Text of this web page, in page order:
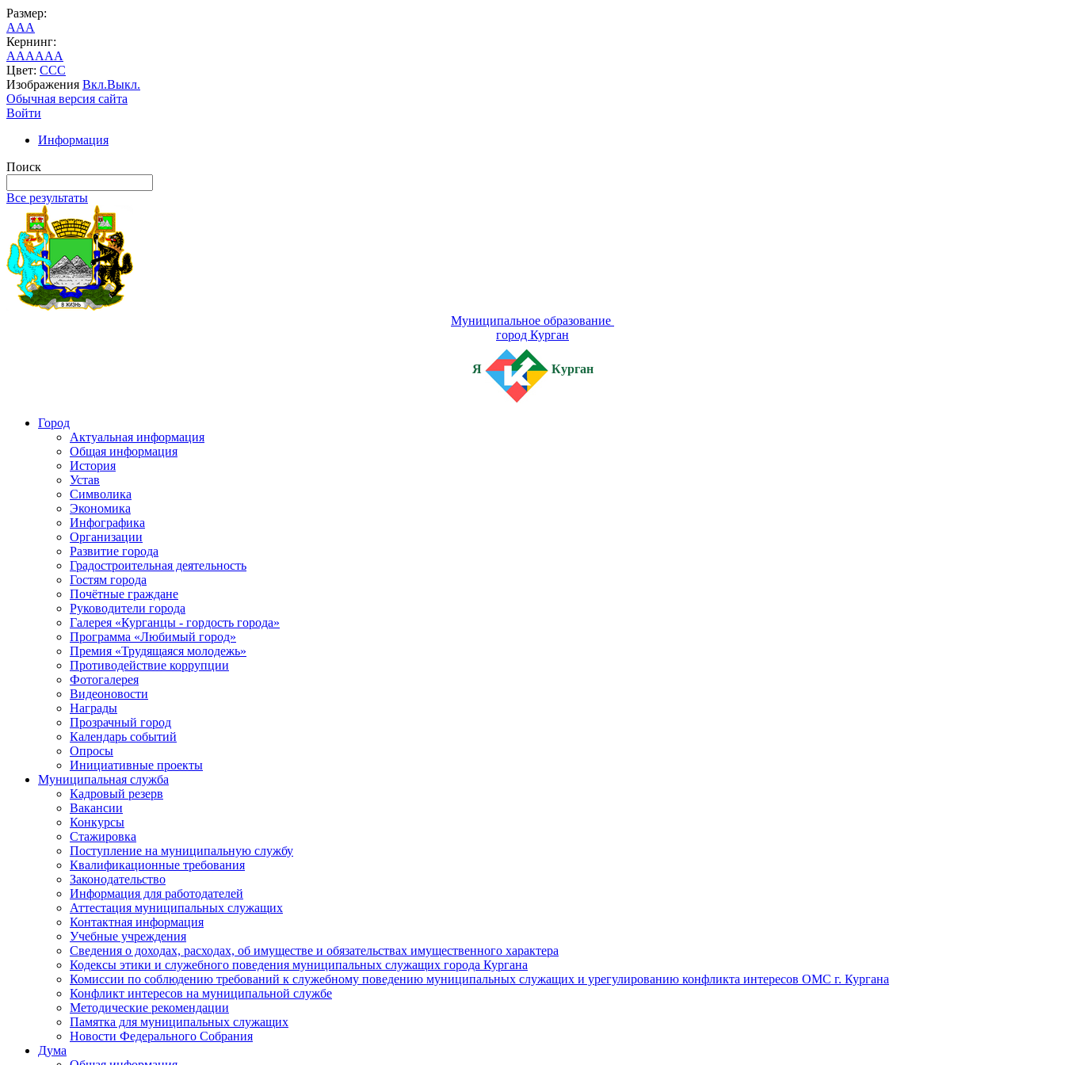
Размер:
AAA
Кернинг:
AAAAAA
Цвет: CCC
Изображения Вкл.Выкл.
Обычная версия сайта
Войти
Информация
Поиск
Все результаты
Муниципальное образование
город Курган
Я Курган
Город
Актуальная информация
Общая информация
История
Устав
Символика
Экономика
Инфографика
Организации
Развитие города
Градостроительная деятельность
Гостям города
Почётные граждане
Руководители города
Галерея «Курганцы - гордость города»
Программа «Любимый город»
Премия «Трудящаяся молодежь»
Противодействие коррупции
Фотогалерея
Видеоновости
Награды
Прозрачный город
Календарь событий
Опросы
Инициативные проекты
Муниципальная служба
Кадровый резерв
Вакансии
Конкурсы
Стажировка
Поступление на муниципальную службу
Квалификационные требования
Законодательство
Информация для работодателей
Аттестация муниципальных служащих
Контактная информация
Учебные учреждения
Сведения о доходах, расходах, об имуществе и обязательствах имущественного характера
Кодексы этики и служебного поведения муниципальных служащих города Кургана
Комиссии по соблюдению требований к служебному поведению муниципальных служащих и урегулированию конфликта интересов ОМС г. Кургана
Конфликт интересов на муниципальной службе
Методические рекомендации
Памятка для муниципальных служащих
Новости Федерального Cобрания
Дума